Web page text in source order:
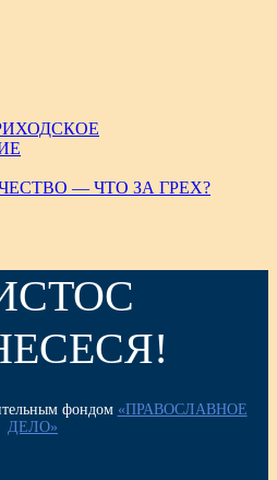
— ЧТО ЗА ГРЕХ?
фондом «ПРАВОСЛАВНОЕ
ДЕЛО»